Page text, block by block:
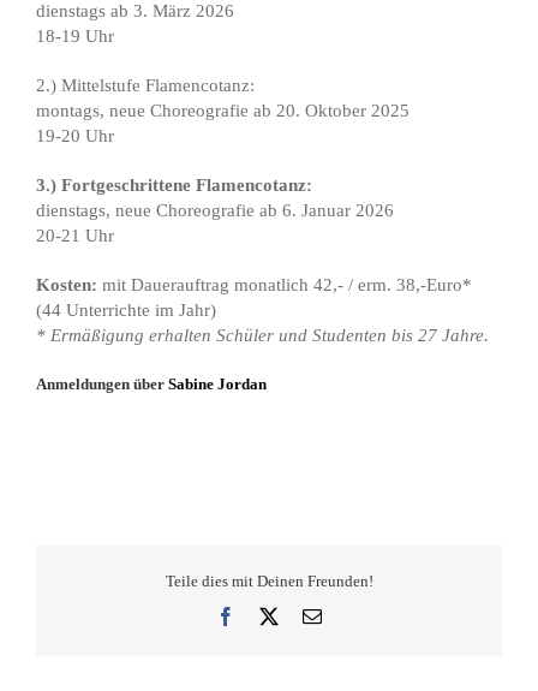
dienstags ab 3. März 2026
18-19 Uhr
2.) Mittelstufe Flamencotanz:
montags, neue Choreografie ab 20. Oktober 2025
19-20 Uhr
3.) Fortgeschrittene Flamencotanz:
dienstags, neue Choreografie ab 6. Januar 2026
20-21 Uhr
Kosten: mit Dauerauftrag monatlich 42,- / erm. 38,-Euro*
(44 Unterrichte im Jahr)
* Ermäßigung erhalten Schüler und Studenten bis 27 Jahre.
Anmeldungen über Sabine Jordan
Teile dies mit Deinen Freunden!
Facebook
E-